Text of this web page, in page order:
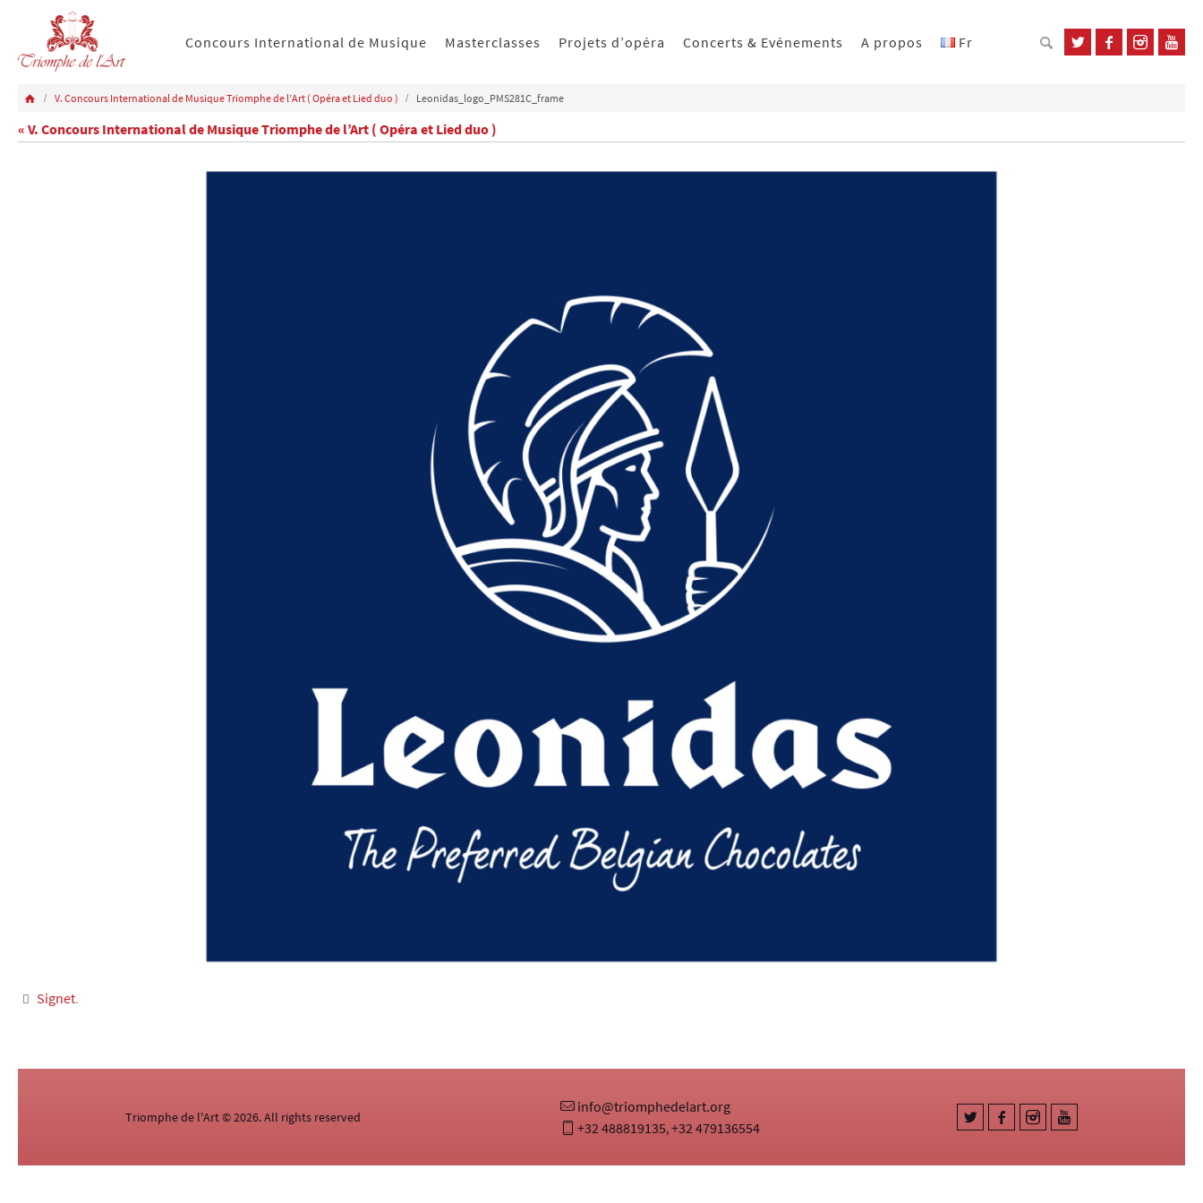
Concours International de Musique Masterclasses Projets d’opéra Concerts & Evénements A propos Fr
V. Concours International de Musique Triomphe de l’Art ( Opéra et Lied duo ) Leonidas_logo_PMS281C_frame
« V. Concours International de Musique Triomphe de l’Art ( Opéra et Lied duo )
Signet.
Triomphe de l'Art © 2026. All rights reserved
info@triomphedelart.org
+32 488819135,+32 479136554